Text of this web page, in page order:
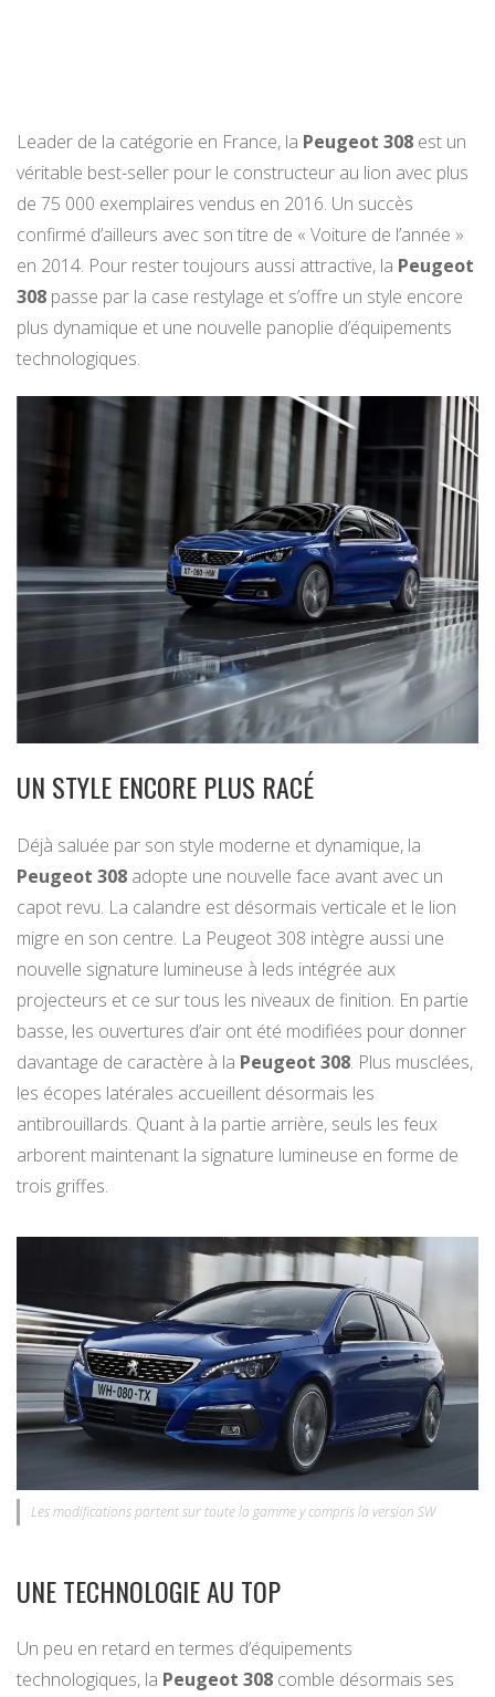
Leader de la catégorie en France, la Peugeot 308 est un
véritable best-seller pour le constructeur au lion avec plus
de 75 000 exemplaires vendus en 2016. Un succès
confirmé d’ailleurs avec son titre de « Voiture de l’année »
en 2014. Pour rester toujours aussi attractive, la Peugeot
308 passe par la case restylage et s’offre un style encore
plus dynamique et une nouvelle panoplie d’équipements
technologiques.
UN STYLE ENCORE PLUS RACÉ
Déjà saluée par son style moderne et dynamique, la
Peugeot 308 adopte une nouvelle face avant avec un
capot revu. La calandre est désormais verticale et le lion
migre en son centre. La Peugeot 308 intègre aussi une
nouvelle signature lumineuse à leds intégrée aux
projecteurs et ce sur tous les niveaux de finition. En partie
basse, les ouvertures d’air ont été modifiées pour donner
davantage de caractère à la Peugeot 308. Plus musclées,
les écopes latérales accueillent désormais les
antibrouillards. Quant à la partie arrière, seuls les feux
arborent maintenant la signature lumineuse en forme de
trois griffes.
Les modifications portent sur toute la gamme y compris la version SW
UNE TECHNOLOGIE AU TOP
Un peu en retard en termes d’équipements
technologiques, la Peugeot 308 comble désormais ses